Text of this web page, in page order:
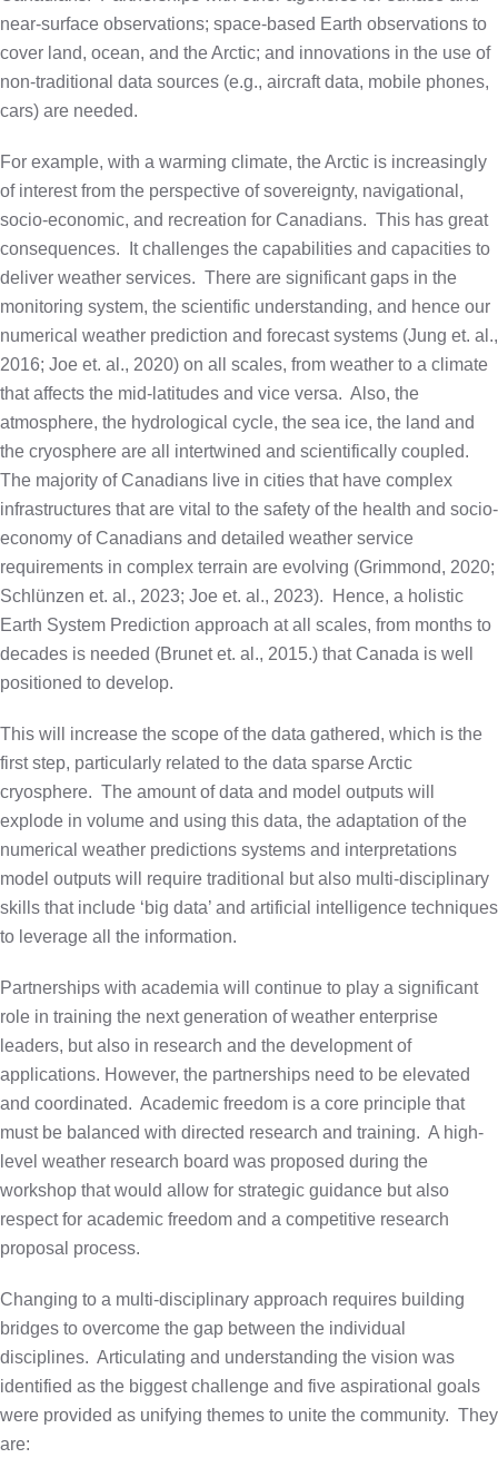
near-surface observations; space-based Earth observations to
cover land, ocean, and the Arctic; and innovations in the use of
non-traditional data sources (e.g., aircraft data, mobile phones,
cars) are needed.
For example, with a warming climate, the Arctic is increasingly
of interest from the perspective of sovereignty, navigational,
socio-economic, and recreation for Canadians. This has great
consequences.
It challenges the capabilities and capacities to
deliver weather services. There are significant gaps in the
monitoring system, the scientific understanding, and hence our
numerical weather prediction and forecast systems (Jung et. al.,
2016; Joe et. al., 2020) on all scales, from weather to a climate
that affects the mid-latitudes and vice versa. Also, the
atmosphere, the hydrological cycle, the sea ice, the land and
the cryosphere are all intertwined and scientifically coupled.
The majority of Canadians live in cities that have complex
infrastructures that are vital to the safety of the health and socio-
economy of Canadians and detailed weather service
requirements in complex terrain are evolving (Grimmond, 2020;
Schlünzen et. al., 2023; Joe et. al., 2023).
Hence, a holistic
Earth System Prediction approach at all scales, from months to
decades is needed (Brunet et. al., 2015.) that Canada is well
positioned to develop.
This will increase the scope of the data gathered, which is the
first step, particularly related to the data sparse Arctic
cryosphere. The amount of data and model outputs will
explode in volume and using this data, the adaptation of the
numerical weather predictions systems and interpretations
model outputs will require traditional but also multi-disciplinary
skills that include ‘big data’ and artificial intelligence techniques
to leverage all the information.
Partnerships with academia will continue to play a significant
role in training the next generation of weather enterprise
leaders, but also in research and the development of
applications. However, the partnerships need to be elevated
and coordinated. Academic freedom is a core principle that
must be balanced with directed research and training. A high-
level weather research board was proposed during the
workshop that would allow for strategic guidance but also
respect for academic freedom and a competitive research
proposal process.
Changing to a multi-disciplinary approach requires building
bridges to overcome the gap between the individual
disciplines. Articulating and understanding the vision was
identified as the biggest challenge and five aspirational goals
were provided as unifying themes to unite the community. They
are: